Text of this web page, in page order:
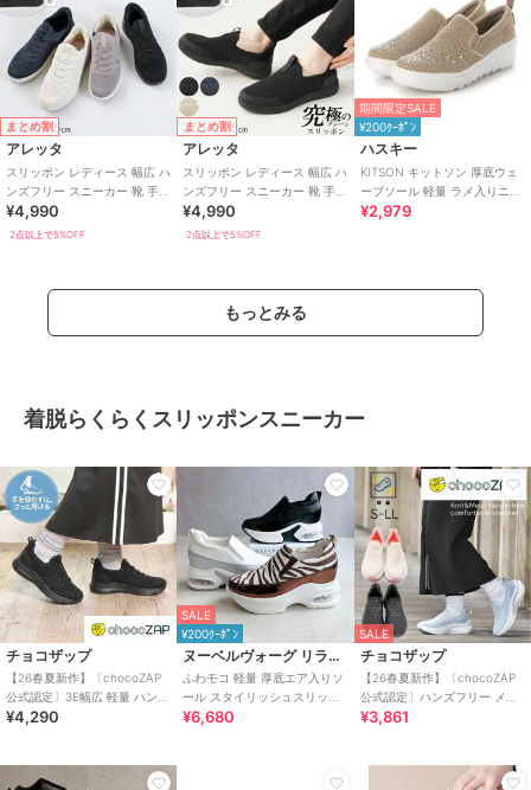
まとめ割
アレッタ
スリッポン レディース 幅広 ハ
ンズフリー スニーカー 靴 手を
使わず履ける ゴム紐 きれいめ
¥4,990
2点以上で5%OFF
まとめ割
アレッタ
スリッポン レディース 幅広 ハ
ンズフリー スニーカー 靴 手を
使わず履ける プレーン きれい
め
¥4,990
2点以上で5%OFF
期間限定SALE
¥200ｸｰﾎﾟﾝ
ハスキー
KITSON キットソン 厚底ウェ
ーブソール 軽量 ラメ入りニッ
ト スリッポン
¥2,979
もっとみる
着脱らくらくスリッポンスニーカー
チョコザップ
【26春夏新作】〔chocoZAP
公式認定〕3E幅広 軽量 ハンズ
フリー スリッポン スニーカー
¥4,290
SALE
¥200ｸｰﾎﾟﾝ
ヌーベルヴォーグ リラックス
ふわモコ 軽量 厚底エア入りソ
ール スタイリッシュスリッポ
ン
¥6,680
SALE
チョコザップ
【26春夏新作】〔chocoZAP
公式認定〕ハンズフリー メッ
シュニット スリッポン
¥3,861